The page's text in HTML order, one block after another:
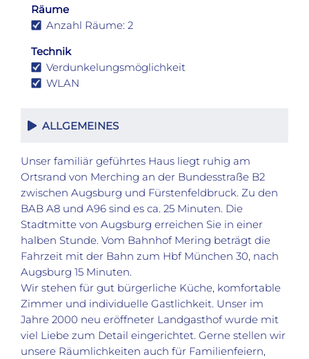
Räume
Anzahl Räume: 2
Technik
Verdunkelungsmöglichkeit
WLAN
ALLGEMEINES
Unser familiär geführtes Haus liegt ruhig am
Ortsrand von Merching an der Bundesstraße B2
zwischen Augsburg und Fürstenfeldbruck. Zu den
BAB A8 und A96 sind es ca. 25 Minuten. Die
Stadtmitte von Augsburg erreichen Sie in einer
halben Stunde. Vom Bahnhof Mering beträgt die
Fahrzeit mit der Bahn zum Hbf München 30, nach
Augsburg 15 Minuten.
Wir stehen für gut bürgerliche Küche, komfortable
Zimmer und individuelle Gastlichkeit. Unser im
Jahre 2000 neu eröffneter Landgasthof wurde mit
viel Liebe zum Detail eingerichtet. Gerne stellen wir
unsere Räumlichkeiten auch für Familienfeiern,